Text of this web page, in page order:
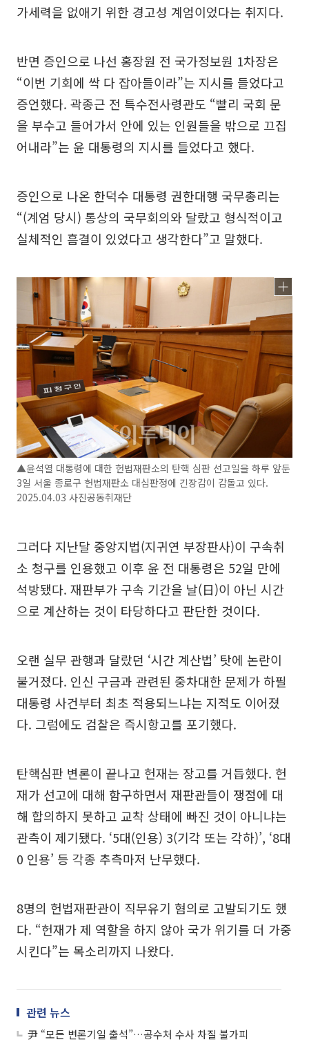
가세력을 없애기 위한 경고성 계엄이었다는 취지다.
반면 증인으로 나선 홍장원 전 국가정보원 1차장은
“이번 기회에 싹 다 잡아들이라”는 지시를 들었다고
증언했다. 곽종근 전 특수전사령관도 “빨리 국회 문
을 부수고 들어가서 안에 있는 인원들을 밖으로 끄집
어내라”는 윤 대통령의 지시를 들었다고 했다.
증인으로 나온 한덕수 대통령 권한대행 국무총리는
“(계엄 당시) 통상의 국무회의와 달랐고 형식적이고
실체적인 흠결이 있었다고 생각한다”고 말했다.
▲윤석열 대통령에 대한 헌법재판소의 탄핵 심판 선고일을 하루 앞둔
3일 서울 종로구 헌법재판소 대심판정에 긴장감이 감돌고 있다.
2025.04.03 사진공동취재단
그러다 지난달 중앙지법(지귀연 부장판사)이 구속취
소 청구를 인용했고 이후 윤 전 대통령은 52일 만에
석방됐다. 재판부가 구속 기간을 날(日)이 아닌 시간
으로 계산하는 것이 타당하다고 판단한 것이다.
오랜 실무 관행과 달랐던 ‘시간 계산법’ 탓에 논란이
불거졌다. 인신 구금과 관련된 중차대한 문제가 하필
대통령 사건부터 최초 적용되느냐는 지적도 이어졌
다. 그럼에도 검찰은 즉시항고를 포기했다.
탄핵심판 변론이 끝나고 헌재는 장고를 거듭했다. 헌
재가 선고에 대해 함구하면서 재판관들이 쟁점에 대
해 합의하지 못하고 교착 상태에 빠진 것이 아니냐는
관측이 제기됐다. ‘5대(인용) 3(기각 또는 각하)’, ‘8대
0 인용’ 등 각종 추측마저 난무했다.
8명의 헌법재판관이 직무유기 혐의로 고발되기도 했
다. “헌재가 제 역할을 하지 않아 국가 위기를 더 가중
시킨다”는 목소리까지 나왔다.
관련 뉴스
尹 “모든 변론기일 출석”…공수처 수사 차질 불가피